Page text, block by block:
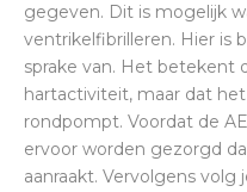
gegeven. Dit is mogelijk
ventrikelfibrilleren. Hier is
sprake van. Het betekent
hartactiviteit, maar dat
rondpompt. Voordat de
ervoor worden gezorgd
aanraakt. Vervolgens